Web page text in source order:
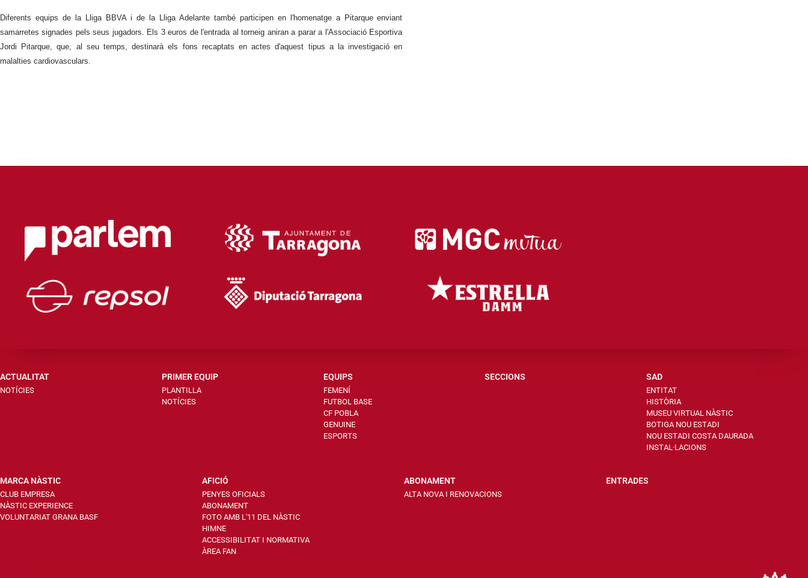
Diferents equips de la Lliga BBVA i de la Lliga Adelante també participen en l'homenatge a Pitarque enviant
samarretes signades pels seus jugadors. Els 3 euros de l'entrada al torneig aniran a parar a l'Associació Esportiva
Jordi Pitarque, que, al seu temps, destinarà els fons recaptats en actes d'aquest tipus a la investigació en
malalties cardiovasculars.
ACTUALITAT
NOTÍCIES
PRIMER EQUIP
PLANTILLA
NOTÍCIES
EQUIPS
FEMENÍ
FUTBOL BASE
CF POBLA
GENUINE
ESPORTS
SECCIONS SAD
ENTITAT
HISTÒRIA
MUSEU VIRTUAL NÀSTIC
BOTIGA NOU ESTADI
NOU ESTADI COSTA DAURADA
INSTAL·LACIONS
MARCA NÀSTIC
CLUB EMPRESA
NÀSTIC EXPERIENCE
VOLUNTARIAT GRANA BASF
AFICIÓ
PENYES OFICIALS
ABONAMENT
FOTO AMB L'11 DEL NÀSTIC
HIMNE
ACCESSIBILITAT I NORMATIVA
ÀREA FAN
ABONAMENT
ALTA NOVA I RENOVACIONS
ENTRADES